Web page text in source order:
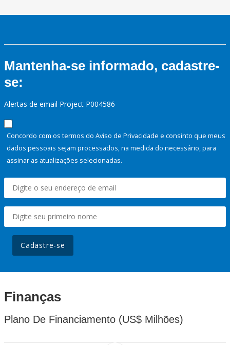
Mantenha-se informado, cadastre-
se:
Alertas de email Project P004586
Concordo com os termos do Aviso de Privacidade e consinto que meus
dados pessoais sejam processados, na medida do necessário, para
assinar as atualizações selecionadas.
Cadastre-se
Finanças
Plano De Financiamento (US$ Milhões)